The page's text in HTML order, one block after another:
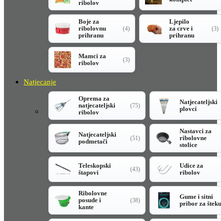
ribolov
Boje za
ribolovnu
prihranu
(4)
Ljepilo
za crve i
prihranu
(3)
Mamci za
ribolov
(3)
Natjecanje
Oprema za
natjecateljski
ribolov
(75)
Natjecateljski
plovci
Natjecateljski
podmetači
(51)
Nastavci za
ribolovne
stolice
Teleskopski
štapovi
(43)
Udice za
ribolov
Ribolovne
posude i
kante
(38)
Gume i sitni
pribor za šteku